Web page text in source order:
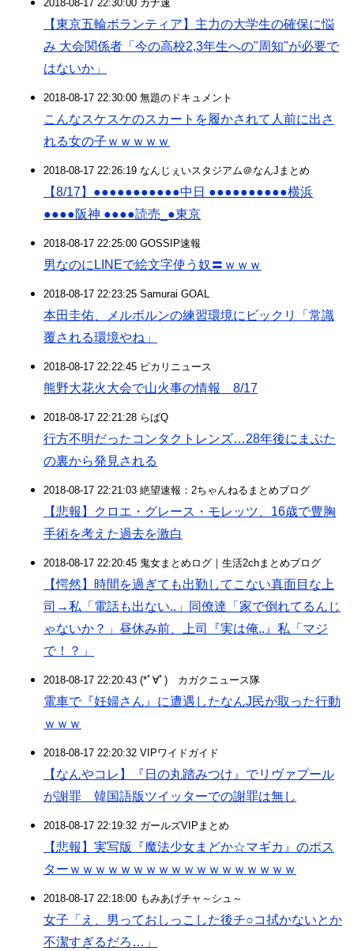
2018-08-17 22:30:00 カナ速
【東京五輪ボランティア】主力の大学生の確保に悩
み 大会関係者「今の高校2,3年生への"周知"が必要で
はないか」
2018-08-17 22:30:00 無題のドキュメント
こんなスケスケのスカートを履かされて人前に出さ
れる女の子ｗｗｗｗｗ
2018-08-17 22:26:19 なんじぇいスタジアム＠なんJまとめ
【8/17】●●●●●●●●●●●中日 ●●●●●●●●●●横浜
●●●●阪神 ●●●●読売_●東京
2018-08-17 22:25:00 GOSSIP速報
男なのにLINEで絵文字使う奴〓ｗｗｗ
2018-08-17 22:23:25 Samurai GOAL
本田圭佑、メルボルンの練習環境にビックリ「常識
覆される環境やね」
2018-08-17 22:22:45 ピカリニュース
熊野大花火大会で山火事の情報 8/17
2018-08-17 22:21:28 らばQ
行方不明だったコンタクトレンズ…28年後にまぶた
の裏から発見される
2018-08-17 22:21:03 絶望速報：2ちゃんねるまとめブログ
【悲報】クロエ・グレース・モレッツ、16歳で豊胸
手術を考えた過去を激白
2018-08-17 22:20:45 鬼女まとめログ｜生活2chまとめブログ
【愕然】時間を過ぎても出勤してこない真面目な上
司→私「電話も出ない..」同僚達「家で倒れてるんじ
ゃないか？」昼休み前、上司『実は俺..』私「マジ
で！？」
2018-08-17 22:20:43 (*ﾟ∀ﾟ)ゞカガクニュース隊
電車で『妊婦さん』に遭遇したなんJ民が取った行動
ｗｗｗ
2018-08-17 22:20:32 VIPワイドガイド
【なんやコレ】『日の丸踏みつけ』でリヴァプール
が謝罪 韓国語版ツイッターでの謝罪は無し
2018-08-17 22:19:32 ガールズVIPまとめ
【悲報】実写版『魔法少女まどか☆マギカ』のポス
ターｗｗｗｗｗｗｗｗｗｗｗｗｗｗｗｗｗｗ
2018-08-17 22:18:00 もみあげチャ～シュ～
女子「え、男っておしっこした後チ○コ拭かないとか
不潔すぎるだろ…」